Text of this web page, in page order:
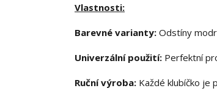
Vlastnosti:
Barevné varianty: Odstíny
Univerzální použití: Perfektní
Ruční výroba: Každé klubíčko je